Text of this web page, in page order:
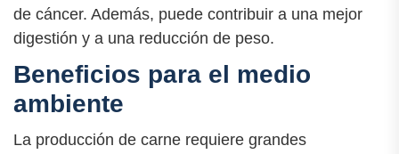
de cáncer. Además, puede contribuir a una mejor
digestión y a una reducción de peso.
Beneficios para el medio
ambiente
La producción de carne requiere grandes